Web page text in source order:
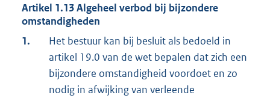
Artikel 1.13Algeheel verbod bij bijzondere
omstandigheden
1.
Het bestuur kan bij besluit als bedoeld in
artikel 19.0 van de wet bepalen dat zich een
bijzondere omstandigheid voordoet en zo
nodig in afwijking van verleende